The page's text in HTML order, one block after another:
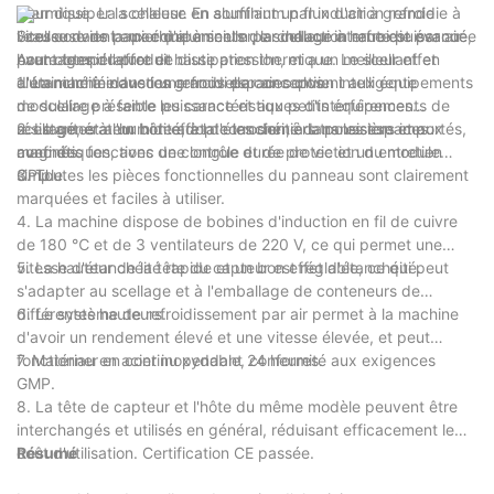
thermique. La scelleuse en aluminium par induction refroidie à
l'eau convient aux équipements de scellage à haute puissance,
haute température et haute pression, et a un meilleur effet
d'étanchéité dans les grands espaces clos.
pour dissiper la chaleur. En soufflant un flux d'air à grande
vitesse dans la machine à sceller, la chaleur interne est évacuée
pour obtenir l'effet de dissipation thermique. Le scellant en
aluminium à induction refroidi par air convient aux équipements
de scellage à faible puissance et aux petits équipements de
scellage, et a un bon effet d'étanchéité dans les espaces
confinés.
Scelleuse de papier d'aluminium par induction refroidie par air
Avantages du produit :
1. La machine avec une nouvelle conception intelligente
modulaire présente les caractéristiques d'interférences
résistantes à l'humidité, à la corrosion, à la poussière et aux
magnétiques, avec une longue durée de vie et un entretien
simple.
2. Le générateur hôte adopte les derniers transistors importés,
avec des fonctions de contrôle et de protection du module
CPU.
3. Toutes les pièces fonctionnelles du panneau sont clairement
marquées et faciles à utiliser.
4. La machine dispose de bobines d'induction en fil de cuivre
de 180 ℃ et de 3 ventilateurs de 220 V, ce qui permet une
vitesse d'étanchéité rapide et un bon effet d'étanchéité.
5. La hauteur de la tête du capteur est réglable, ce qui peut
s'adapter au scellage et à l'emballage de conteneurs de
différentes hauteurs.
6. Le système de refroidissement par air permet à la machine
d'avoir un rendement élevé et une vitesse élevée, et peut
fonctionner en continu pendant 24 heures.
7. Matériau en acier inoxydable, conformité aux exigences
GMP.
8. La tête de capteur et l'hôte du même modèle peuvent être
interchangés et utilisés en général, réduisant efficacement le
coût d'utilisation. Certification CE passée.
Résumé